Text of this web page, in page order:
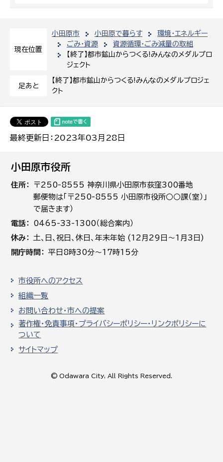
現在位置
小田原市 小田原で暮らす
環境・エネルギー
ごみ・資源
資源循環・ごみ減量の取組
【終了】都市鉱山からつくる!みんなのメダルプロ
ジェクト
足あと
【終了】都市鉱山からつくる!みんなのメダルプロジェ
クト
最終更新日：2023年03月28日
小田原市役所
住所
〒250-8555 神奈川県小田原市荻窪300番地
郵便物は「〒250-8555 小田原市役所○○課（室）」
で届きます）
電話
0465-33-1300（総合案内）
休み
土､日､祝日、休日、年末年始 (12月29日～1月3日)
開庁時間
平日8時30分～17時15分
市役所へのアクセス
組織一覧
お問い合わせ・市への提案
著作権・免責事項・プライバシーポリシー・リンクポリシーに
ついて
サイトマップ
© Odawara City, All Rights Reserved.